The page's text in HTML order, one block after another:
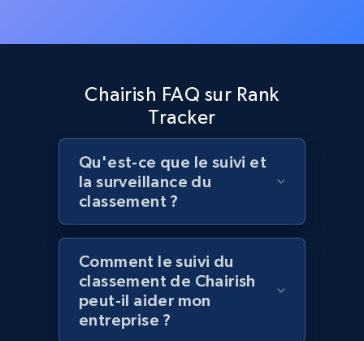
Currency, Colour code, Colour, Description, and
Best Buy products
URL, Product id, Title, Images, Final price,
Currency, Discount, Initial price, and more.
1.1K+ Commencer
Chairish FAQ sur Rank
Tracker
Qu'est-ce que le suivi et
la surveillance du
classement ?
Comment le suivi du
classement de Chairish
peut-il aider mon
entreprise ?